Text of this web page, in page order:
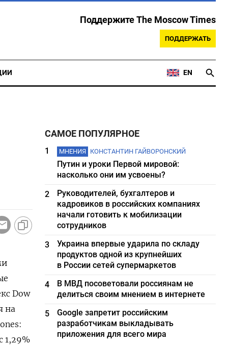
Поддержите The Moscow Times
ПОДДЕРЖАТЬ
EN
Dow
на
1,29%
САМОЕ ПОПУЛЯРНОЕ
1 МНЕНИЯ КОНСТАНТИН ГАЙВОРОНСКИЙ
Путин и уроки Первой мировой:
насколько они им усвоены?
2
Руководителей, бухгалтеров и
кадровиков в российских компаниях
начали готовить к мобилизации
сотрудников
3
Украина впервые ударила по складу
продуктов одной из крупнейших
в России сетей супермаркетов
4
В МВД посоветовали россиянам не
делиться своим мнением в интернете
5
Google запретит российским
разработчикам выкладывать
приложения для всего мира